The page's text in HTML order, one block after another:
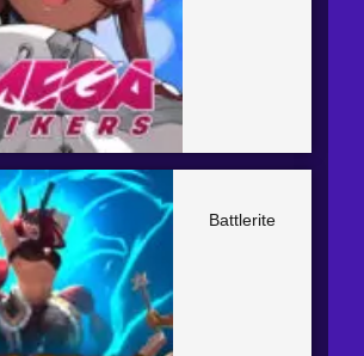
Battlerite